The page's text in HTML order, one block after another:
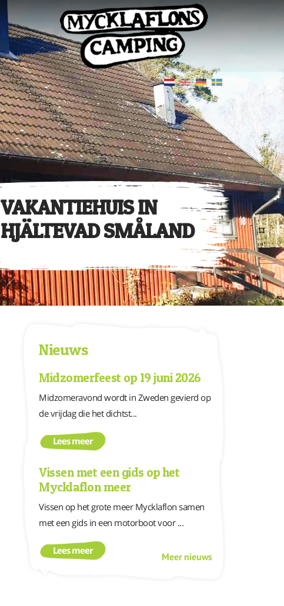
VAKANTIEHUIS IN
HJÄLTEVAD SMÅLAND
Nieuws
Midzomerfeest op 19 juni 2026
Midzomeravond wordt in Zweden gevierd op
de vrijdag die het dichtst...
Lees meer
Vissen met een gids op het
Mycklaflon meer
Vissen op het grote meer Mycklaflon samen
met een gids in een motorboot voor ...
Lees meer
Meer nieuws